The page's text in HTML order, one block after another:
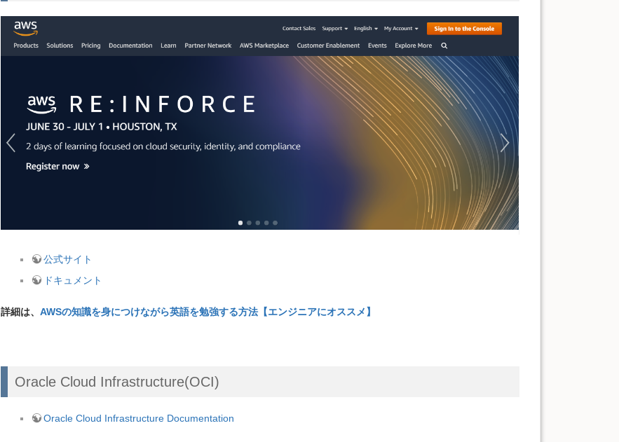
公式サイト
ドキュメント
詳細は、 AWSの知識を身につけながら英語を勉強する方法【エンジニアにオススメ】
Oracle Cloud Infrastructure(OCI)
Oracle Cloud Infrastructure Documentation